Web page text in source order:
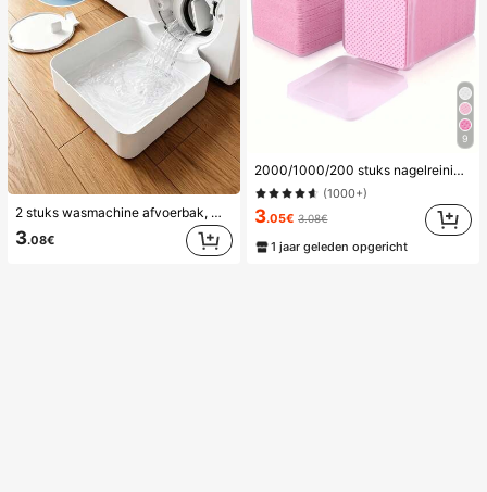
2 stuks wasmachine afvoerbak, waterdichte vloermat voor de wasruimte, anti-overloop anti-lek bak, duurzame wasmachine accessoires, schoonmaakbenodigdheden voor de wasruimte thuis & thuisorganisatie
3.08€
9
2000/1000/200 stuks nagelreinigingsdoekjes - professionele pluisvrije nagellakverwijderingspads, UV-gelreinigingsdoekjes, ongeparfumeerde manicurevoorbereidings- en afwerkingsreinigingsinstrument (roze) nagels nagelbenodigdheden nagelspullen, onmisbaar
(1000+)
3.05€ 3.08€
1 jaar geleden opgericht